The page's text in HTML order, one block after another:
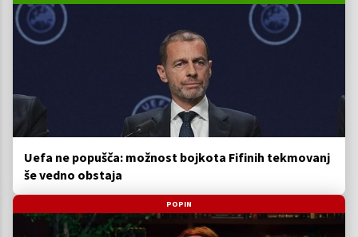
Uefa ne popušča: možnost bojkota Fifinih tekmovanj
še vedno obstaja
POPIN